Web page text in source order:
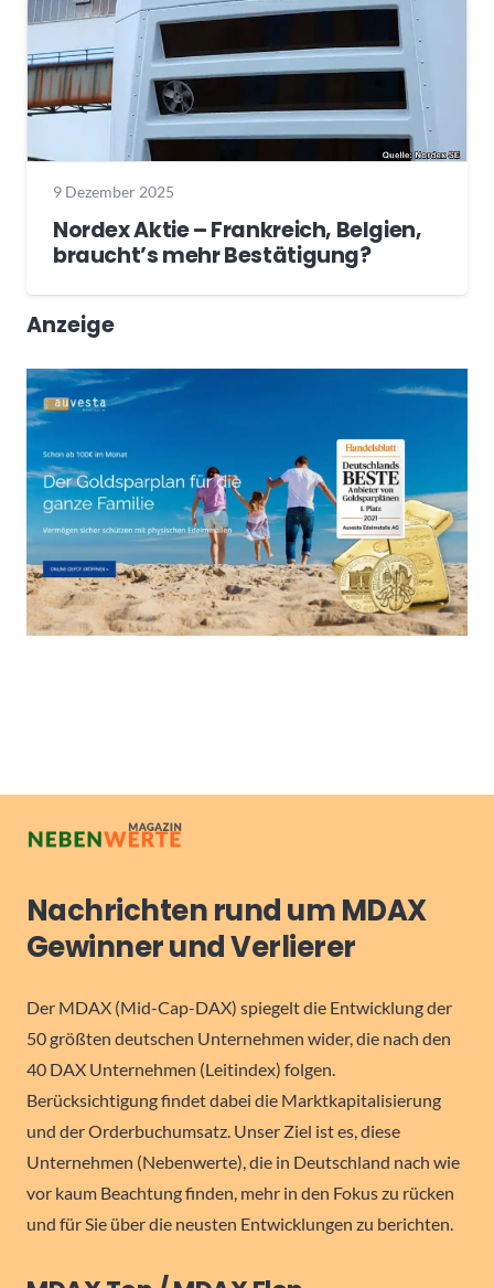
9 Dezember 2025
Nordex Aktie – Frankreich, Belgien,
braucht’s mehr Bestätigung?
Anzeige
Nachrichten rund um MDAX
Gewinner und Verlierer
Der MDAX (Mid-Cap-DAX) spiegelt die Entwicklung der
50 größten deutschen Unternehmen wider, die nach den
40 DAX Unternehmen (Leitindex) folgen.
Berücksichtigung findet dabei die Marktkapitalisierung
und der Orderbuchumsatz. Unser Ziel ist es, diese
Unternehmen (Nebenwerte), die in Deutschland nach wie
vor kaum Beachtung finden, mehr in den Fokus zu rücken
und für Sie über die neusten Entwicklungen zu berichten.